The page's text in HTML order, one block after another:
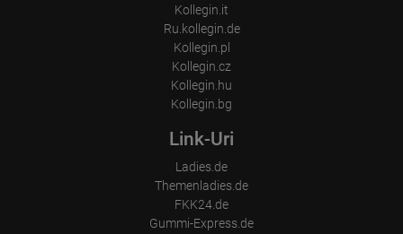
Kollegin.it
Ru.kollegin.de
Kollegin.pl
Kollegin.cz
Kollegin.hu
Kollegin.bg
Link-Uri
Ladies.de
Themenladies.de
FKK24.de
Gummi-Express.de